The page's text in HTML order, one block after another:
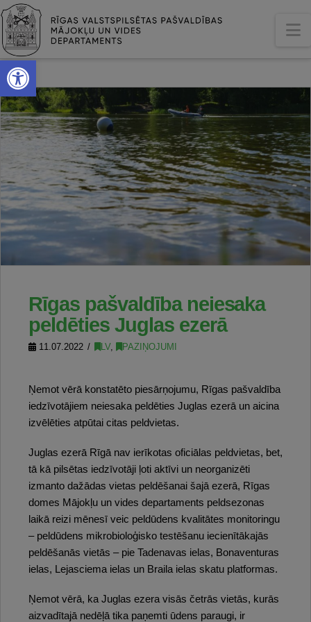
Open toolbar
Rīgas pašvaldība neiesaka
peldēties Juglas ezerā
11.07.2022 LV, PAZIŅOJUMI
Ņemot vērā konstatēto piesārņojumu, Rīgas pašvaldība
iedzīvotājiem neiesaka peldēties Juglas ezerā un aicina
izvēlēties atpūtai citas peldvietas.
Juglas ezerā Rīgā nav ierīkotas oficiālas peldvietas, bet,
tā kā pilsētas iedzīvotāji ļoti aktīvi un neorganizēti
izmanto dažādas vietas peldēšanai šajā ezerā, Rīgas
domes Mājokļu un vides departaments peldsezonas
laikā reizi mēnesī veic peldūdens kvalitātes monitoringu
– peldūdens mikrobioloģisko testēšanu iecienītākajās
peldēšanās vietās – pie Tadenavas ielas, Bonaventuras
ielas, Lejasciema ielas un Braila ielas skatu platformas.
Ņemot vērā, ka Juglas ezera visās četrās vietās, kurās
aizvadītajā nedēļā tika paņemti ūdens paraugi, ir